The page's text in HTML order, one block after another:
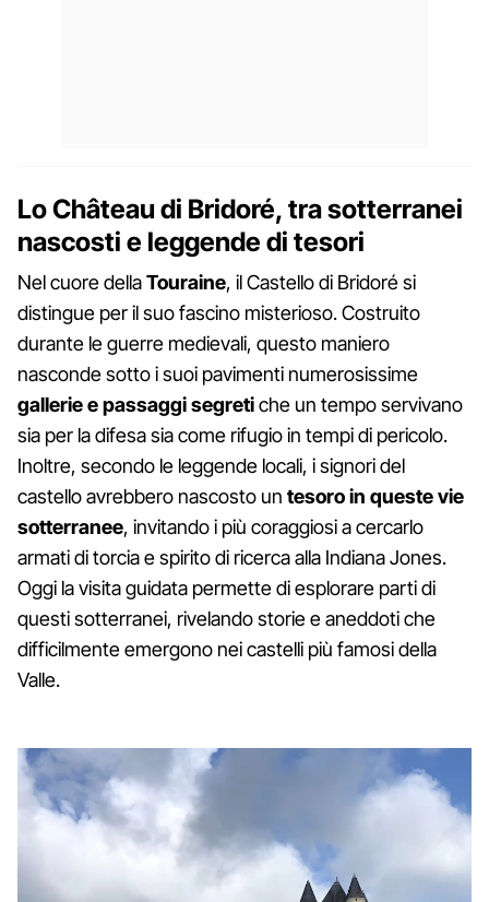
Lo Château di Bridoré, tra sotterranei
nascosti e leggende di tesori
Nel cuore dellaTouraine, il Castello di Bridoré si
distingue per il suo fascino misterioso. Costruito
durante le guerre medievali, questo maniero
nasconde sotto i suoi pavimenti numerosissime
gallerie e passaggi segretiche un tempo servivano
sia per la difesa sia come rifugio in tempi di pericolo.
Inoltre, secondo le leggende locali, i signori del
castello avrebbero nascosto un tesoro in queste vie
sotterranee, invitando i più coraggiosi a cercarlo
armati di torcia e spirito di ricerca alla Indiana Jones.
Oggi la visita guidata permette di esplorare parti di
questi sotterranei, rivelando storie e aneddoti che
difficilmente emergono nei castelli più famosi della
Valle.